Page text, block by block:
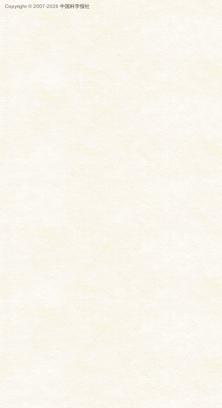
Copyright © 2007-2026 中国科学报社